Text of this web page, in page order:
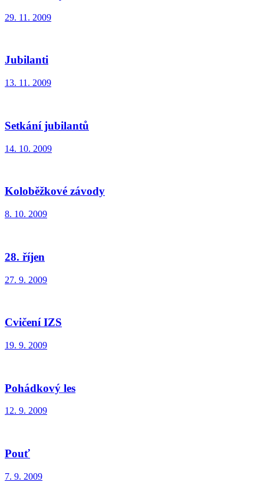
29. 11. 2009
Jubilanti
13. 11. 2009
Setkání jubilantů
14. 10. 2009
Koloběžkové závody
8. 10. 2009
28. říjen
27. 9. 2009
Cvičení IZS
19. 9. 2009
Pohádkový les
12. 9. 2009
Pouť
7. 9. 2009